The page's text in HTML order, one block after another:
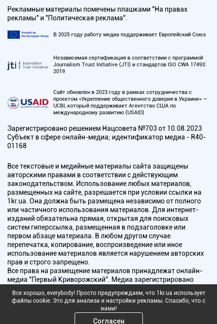
Рекламные материалы помечены плашками "На правах
рекламы" и "Политическая реклама".
В 2025 году работу медиа поддерживает Европейский Союз
Независимая сертификация в соответствии с программой
Journalism Trust Initiative (JTI) и стандартов ISO CWA 17493:
2019
Сайт обновлен в 2023 году в рамках сотрудничества с
проектом «Укрепление общественного доверия в Украине» —
UCBI, который поддерживает Агентство США по
международному развитию (USAID)
Зарегистрировано решением Нацсовета №703 от 10.08.2023
Субъект в сфере онлайн-медиа; идентификатор медиа - R40-
01168
Все текстовые и медийные материалы сайта защищены
авторскими правами в соответствии с действующим
законодательством. Использование любых материалов,
размещенных на сайте, разрешается при условии ссылки на
1kr.ua. Она должна быть размещена независимо от полного
или частичного использования материалов. Для интернет-
изданий обязательна прямая, открытая для поисковых
систем гиперссылка, размещенная в подзаголовке или
первом абзаце материала. В любом другом случае
перепечатка, копирование, воспроизведение или иное
использование материалов является нарушением авторских
прав и строго запрещено.
Все права на размещение материалов принадлежат онлайн-
медиа "Первый Криворожский". Медиа зарегистрировано
Национальным советом Украины по вопросам телевидения и
радиовещания.
Copyright © 2010 - 2026 Все права защищены
Все хорошо, everybody! Просто предупреждаем, что 1kr.ua использует
файлы cookie. Это для анализа и настройки рекламы. Спасибо, что с
нами!
Согласен